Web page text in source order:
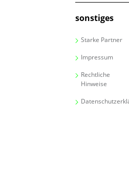
sonstiges
Starke Partner
Impressum
Rechtliche
Hinweise